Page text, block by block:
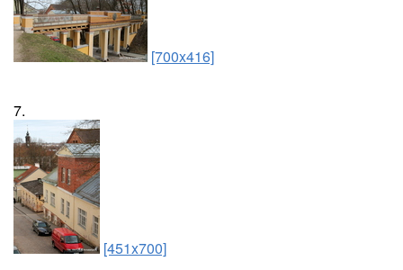
[700x416]
7.
[451x700]